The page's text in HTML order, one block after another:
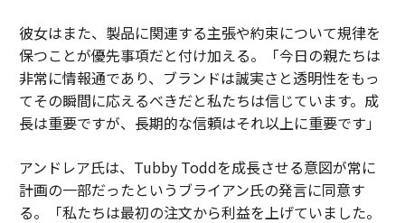
彼女はまた、製品に関連する主張や約束について規律を
保つことが優先事項だと付け加える。「今日の親たちは
非常に情報通であり、ブランドは誠実さと透明性をもっ
てその瞬間に応えるべきだと私たちは信じています。成
長は重要ですが、長期的な信頼はそれ以上に重要です」
アンドレア氏は、Tubby Toddを成長させる意図が常に
計画の一部だったというブライアン氏の発言に同意す
る。「私たちは最初の注文から利益を上げていました。